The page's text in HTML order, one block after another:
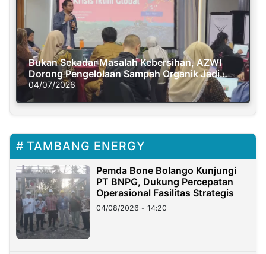
Bukan Sekadar Masalah Kebersihan, AZWI
Dorong Pengelolaan Sampah Organik Jadi
Solusi Krisis Iklim
04/07/2026
TAMBANG ENERGY
Pemda Bone Bolango Kunjungi
PT BNPG, Dukung Percepatan
Operasional Fasilitas Strategis
04/08/2026 - 14:20